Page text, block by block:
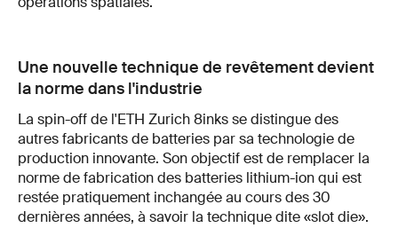
Une nouvelle technique de revêtement devient
la norme dans l'industrie
La spin-off de l'ETH Zurich 8inks se distingue des
autres fabricants de batteries par sa technologie de
production innovante. Son objectif est de remplacer la
norme de fabrication des batteries lithium-ion qui est
restée pratiquement inchangée au cours des 30
dernières années, à savoir la technique dite «slot die».